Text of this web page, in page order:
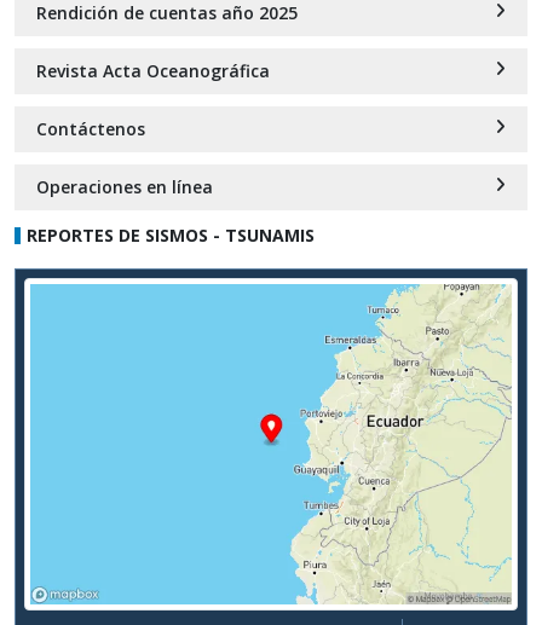
Rendición de cuentas año 2025
Revista Acta Oceanográfica
Contáctenos
Operaciones en línea
REPORTES DE SISMOS - TSUNAMIS